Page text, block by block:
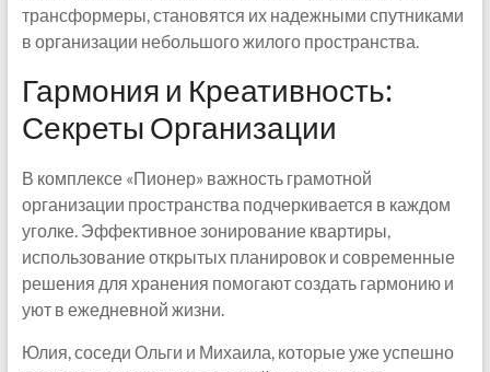
трансформеры, становятся их надежными спутниками
в организации небольшого жилого пространства.
Гармония и Креативность:
Секреты Организации
В комплексе «Пионер» важность грамотной
организации пространства подчеркивается в каждом
уголке. Эффективное зонирование квартиры,
использование открытых планировок и современные
решения для хранения помогают создать гармонию и
уют в ежедневной жизни.
Юлия, соседи Ольги и Михаила, которые уже успешно